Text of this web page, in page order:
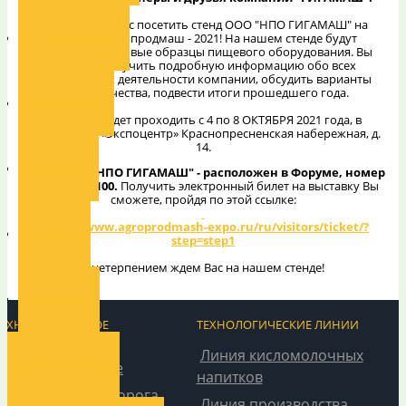
Приглашаем Вас посетить стенд ООО "НПО ГИГАМАШ" на
выставке Агропродмаш - 2021! На нашем стенде будут
представлены новые образцы пищевого оборудования. Вы
сможете получить подробную информацию обо всех
направлениях деятельности компании, обсудить варианты
сотрудничества, подвести итоги прошедшего года.
Выставка будет проходить с 4 по 8 ОКТЯБРЯ 2021 года, в
Москве, ЦВК «Экспоцентр» Краснопресненская набережная, д.
14.
Стенд ООО "НПО ГИГАМАШ" - расположен в Форуме, номер
стенда - FH100. Получить электронный билет на выставку Вы
сможете, пройдя по этой ссылке:
https://www.agroprodmash-expo.ru/ru/visitors/ticket/?
step=step1
С нетерпением ждем Вас на нашем стенде!
охлаждение
творога
ТЕХНОЛОГИЧЕСКИЕ ЛИНИИ
Линия кисломолочных
напитков